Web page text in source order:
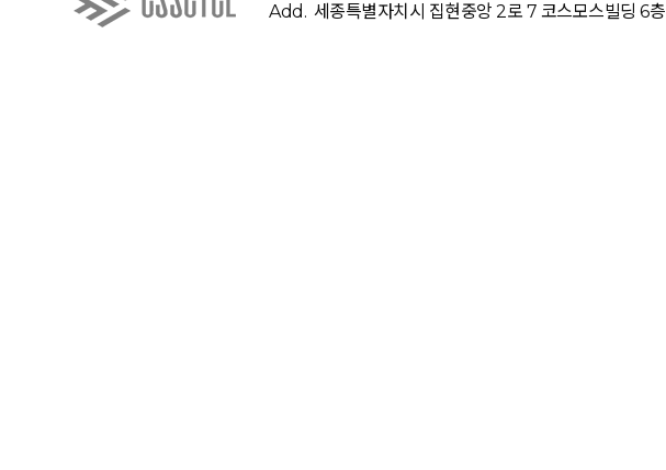
Add. 세종특별자치시 집현중앙 2로 7 코스모스빌딩 6층